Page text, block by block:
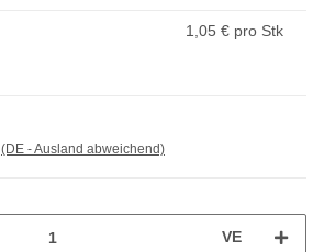
1,05 € pro Stk
(DE - Ausland abweichend)
VE